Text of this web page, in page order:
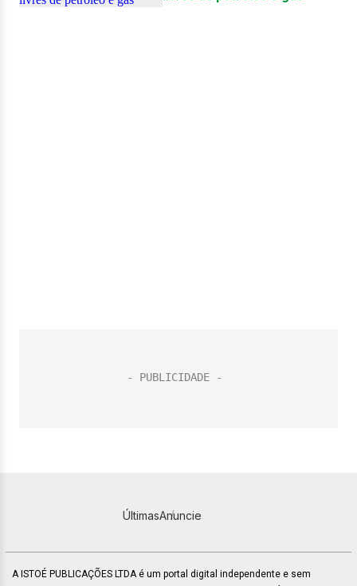
ÚltimasAnuncie
A ISTOÉ PUBLICAÇÕES LTDA é um portal digital independente e sem